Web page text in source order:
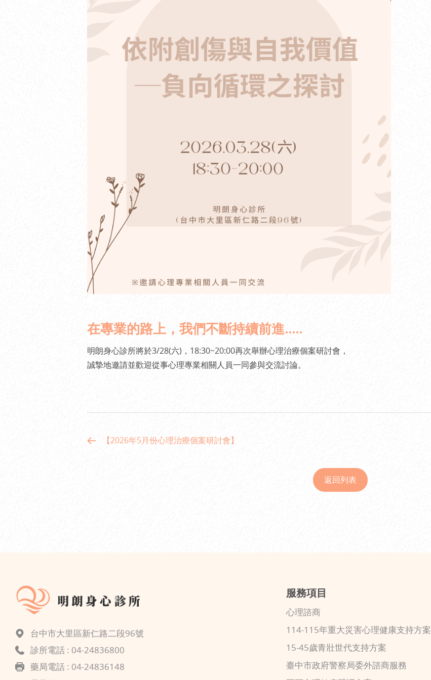
在專業的路上，我們不斷持續前進.....
明朗身心診所將於3/28(六)，18:30~20:00再次舉辦心理治療個案研討會，
誠摯地邀請並歡迎從事心理專業相關人員一同參與交流討論。
【2026年5月份心理治療個案研討會】
返回列表
服務項目
心理諮商
114-115年重大災害心理健康支持方案
15-45歲青壯世代支持方案
臺中市政府警察局委外諮商服務
台中市大里區新仁路二段96號
診所電話 : 04-24836800
藥局電話 : 04-24836148